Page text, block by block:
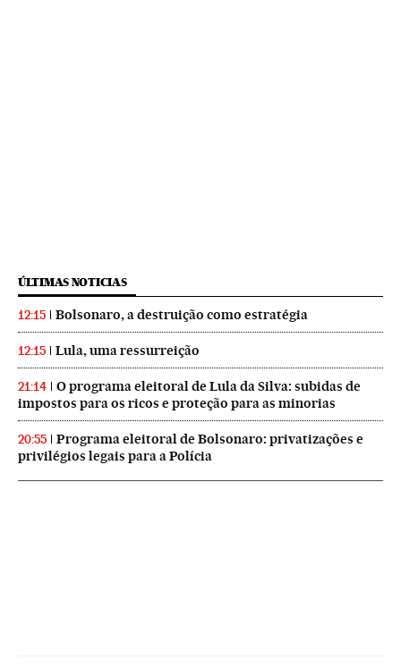
ÚLTIMAS NOTICIAS
12:15 Bolsonaro, a destruição como estratégia
12:15 Lula, uma ressurreição
21:14
O programa eleitoral de Lula da Silva: subidas de
impostos para os ricos e proteção para as minorias
20:55
Programa eleitoral de Bolsonaro: privatizações e
privilégios legais para a Polícia